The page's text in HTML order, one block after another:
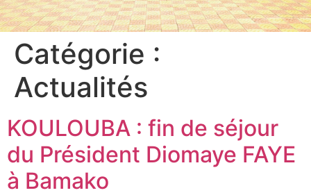
Catégorie :
Actualités
KOULOUBA : fin de séjour
du Président Diomaye FAYE
à Bamako